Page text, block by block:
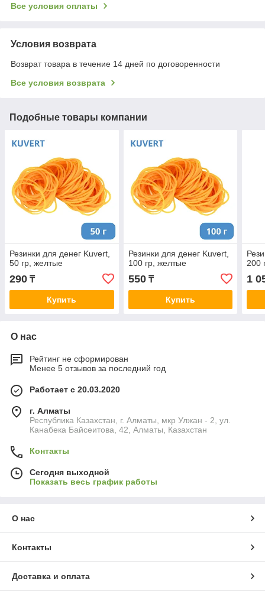
Все условия оплаты
Условия возврата
Возврат товара в течение 14 дней по договоренности
Все условия возврата
Подобные товары компании
Резинки для денег Kuvert,
50 гр, желтые
290 ₸
Купить
Резинки для денег Kuvert,
100 гр, желтые
550₸
Купить
200
1
О нас
Рейтинг не сформирован
Менее 5 отзывов за последний год
Работает с 20.03.2020
г. Алматы
Республика Казахстан, г. Алматы, мкр Улжан - 2, ул.
Канабека Байсеитова, 42, Алматы, Казахстан
Контакты
Сегодня выходной
Показать весь график работы
О нас
Контакты
Доставка и оплата